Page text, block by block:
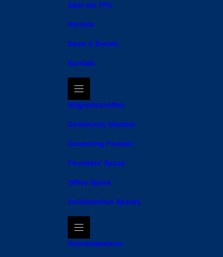
Über die TFU
Karriere
News & Events
Kontakt
Mitgliedschaften
Community Member
Coworking Fixdesk
Founders’ Space
Office Space
Collaboration Spaces
Gründerzentrum